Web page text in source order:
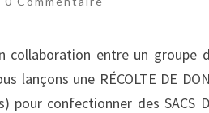
collaboration entre un groupe
lançons une RÉCOLTE DE
pour confectionner des SACS